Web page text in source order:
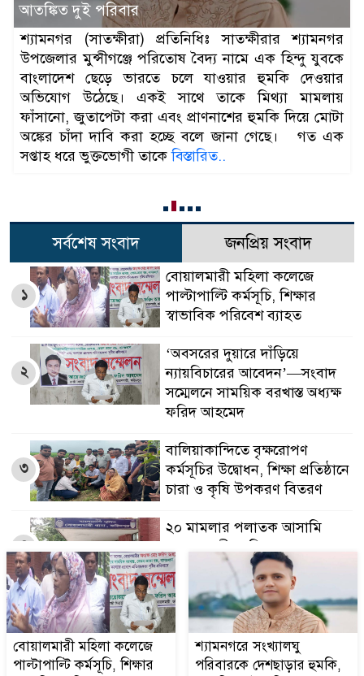
ষড়যন্ত্রের অভিযোগ, প্রতিবাদে সংবাদ সম্মেলন
সিকদার শাহ আলম লিমনঃ ফরিদপুরের বোয়ালমারীতে
পবিত্র ঈদুল আজহা উপলক্ষে ইমাম ও মুয়াজ্জিনদের জন্য
বরাদ্দকৃত চাল নিয়ে উপজেলা ইমাম-মুয়াজ্জিন পরিষদের
উপদেষ্টা আব্দুস সামাদ খানের বিরুদ্ধে পরিকল্পিত ষড়যন্ত্রের
অভিযোগ উঠেছে। এ ঘটনায় বোয়ালমারী পৌরসভার সচিব
মনিরুজ্জামানের বিরুদ্ধে ক্ষোভ প্রকাশ করে সংবাদ সম্মেলন
করেছে উপজেলা ইমাম-মুয়াজ্জিন পরিষদ। বৃহস্পতিবার
সর্বশেষ সংবাদ জনপ্রিয় সংবাদ
বোয়ালমারী মহিলা কলেজে
পাল্টাপাল্টি কর্মসূচি, শিক্ষার
স্বাভাবিক পরিবেশ ব্যাহত
১
‘অবসরের দুয়ারে দাঁড়িয়ে
ন্যায়বিচারের আবেদন’—সংবাদ
সম্মেলনে সাময়িক বরখাস্ত অধ্যক্ষ
ফরিদ আহমেদ
২
বালিয়াকান্দিতে বৃক্ষরোপণ
কর্মসূচির উদ্বোধন, শিক্ষা প্রতিষ্ঠানে
চারা ও কৃষি উপকরণ বিতরণ
৩
২০ মামলার পলাতক আসামি
বোয়ালমারীতে ডিজে মাহফুজ
আটক
৪
শ্যামনগরে সংখ্যালঘু পরিবারকে
দেশছাড়ার হুমকি, আতঙ্কিত দুই
পরিবার
৫
বোয়ালমারী মহিলা কলেজে
পাল্টাপাল্টি কর্মসূচি, শিক্ষার
শ্যামনগরে সংখ্যালঘু
পরিবারকে দেশছাড়ার হুমকি,